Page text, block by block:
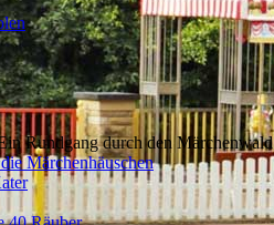
Rundgang durch den Märchenwald
Märchenhäuschen